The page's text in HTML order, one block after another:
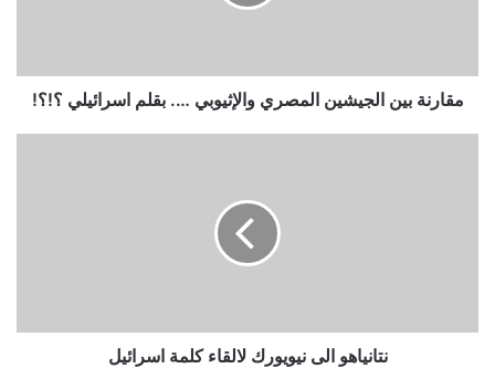
؟!؟!
مقارنة بين الجيشين المصري والإثيوبي …. بقلم اسرائيلي ؟!؟!
نتانياهو الى نيويورك لالقاء كلمة اسرائيل